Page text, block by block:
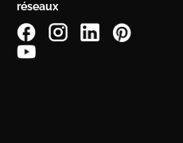
réseaux